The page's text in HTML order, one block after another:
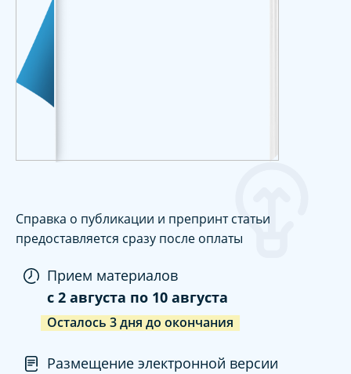
Справка о публикации и препринт статьи
предоставляется сразу после оплаты
Прием материалов
c 2 августа по 10 августа
Осталось 3дня до окончания
Размещение электронной версии